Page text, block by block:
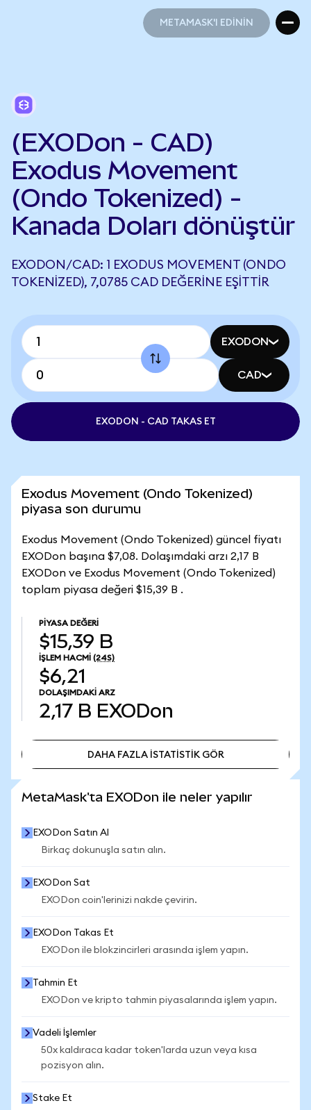
METAMASK'I EDİNİN
(EXODon - CAD)
Exodus Movement
(Ondo Tokenized) -
Kanada Doları dönüştür
EXODON/CAD: 1 EXODUS MOVEMENT (ONDO
TOKENIZED), 7,0785 CAD DEĞERINE EŞITTIR
EXODON
CAD
EXODON - CAD TAKAS ET
Exodus Movement (Ondo Tokenized)
piyasa son durumu
Exodus Movement (Ondo Tokenized) güncel fiyatı
EXODon başına $7,08. Dolaşımdaki arzı 2,17 B
EXODon ve Exodus Movement (Ondo Tokenized)
toplam piyasa değeri $15,39 B .
PIYASA DEĞERI
$15,39 B
İŞLEM HACMI (24S)
$6,21
DOLAŞIMDAKI ARZ
2,17 B EXODon
DAHA FAZLA İSTATİSTİK GÖR
MetaMask'ta EXODon ile neler yapılır
EXODon Satın Al
Birkaç dokunuşla satın alın.
EXODon Sat
EXODon coin'lerinizi nakde çevirin.
EXODon Takas Et
EXODon ile blokzincirleri arasında işlem yapın.
Tahmin Et
EXODon ve kripto tahmin piyasalarında işlem yapın.
Vadeli İşlemler
50x kaldıraca kadar token'larda uzun veya kısa
pozisyon alın.
Stake Et